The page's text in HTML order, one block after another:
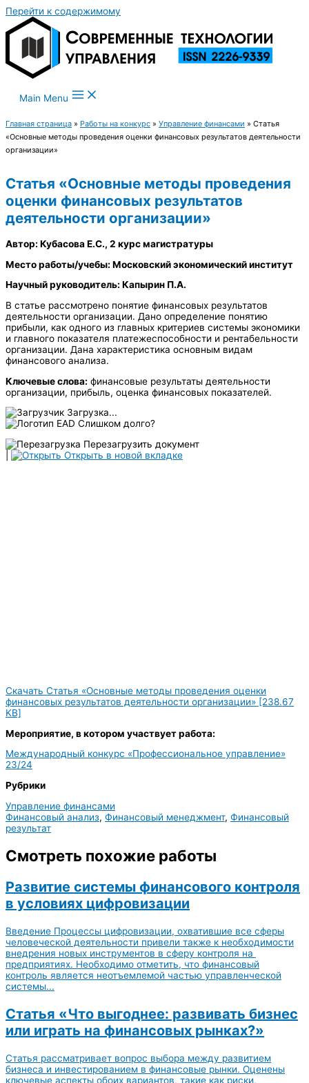
Перейти к содержимому
Main Menu
Главная страница » Работы на конкурс » Управление финансами » Статья
«Основные методы проведения оценки финансовых результатов деятельности
организации»
Статья «Основные методы проведения
оценки финансовых результатов
деятельности организации»
Автор: Кубасова Е.С., 2 курс магистратуры
Место работы/учебы: Московский экономический институт
Научный руководитель: Капырин П.А.
В статье рассмотрено понятие финансовых результатов
деятельности организации. Дано определение понятию
прибыли, как одного из главных критериев системы экономики
и главного показателя платежеспособности и рентабельности
организации. Дана характеристика основным видам
финансового анализа.
Ключевые слова: финансовые результаты деятельности
организации, прибыль, оценка финансовых показателей.
Загрузка...
Слишком долго?
Перезагрузить документ
Открыть в новой вкладке
Скачать Статья «Основные методы проведения оценки
финансовых результатов деятельности организации» [238.67
KB]
Мероприятие, в котором участвует работа:
Международный конкурс «Профессиональное управление»
23/24
Рубрики
Управление финансами
Финансовый анализ, Финансовый менеджмент, Финансовый
результат
Смотреть похожие работы
Развитие системы финансового контроля
в условиях цифровизации
Введение Процессы цифровизации, охватившие все сферы
человеческой деятельности привели также к необходимости
внедрения новых инструментов в сферу контроля на
предприятиях. Необходимо отметить, что финансовый
контроль является неотъемлемой частью управленческой
системы...
Статья «Что выгоднее: развивать бизнес
или играть на финансовых рынках?»
Статья рассматривает вопрос выбора между развитием
бизнеса и инвестированием в финансовые рынки. Оценены
ключевые аспекты обоих вариантов, такие как риски,